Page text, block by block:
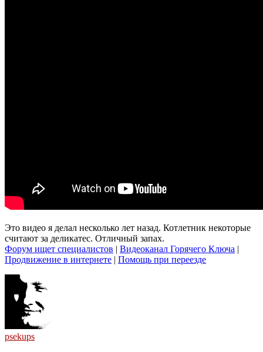
Это видео я делал несколько лет назад. Котлетник некоторые
считают за деликатес. Отличный запах.
Форум ищет специалистов | Видеоканал Горячего Ключа |
Продвижение в интернете | Помощь при переезде
psekups